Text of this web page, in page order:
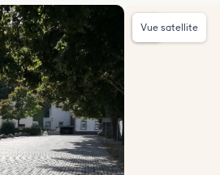
Vue satellite